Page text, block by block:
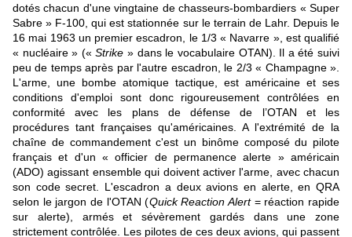
dotés chacun d'une vingtaine de chasseurs-bombardiers « Super
Sabre » F-100, qui est stationnée sur le terrain de Lahr. Depuis le
16 mai 1963 un premier escadron, le 1/3 « Navarre », est qualifié
« nucléaire » («Strike » dans le vocabulaire OTAN). Il a été suivi
peu de temps après par l'autre escadron, le 2/3 « Champagne ».
L'arme, une bombe atomique tactique, est américaine et ses
conditions d'emploi sont donc rigoureusement contrôlées en
conformité avec les plans de défense de l’OTAN et les
procédures tant françaises qu'américaines. A l'extrémité de la
chaîne de commandement c'est un binôme composé du pilote
français et d'un « officier de permanence alerte » américain
(ADO) agissant ensemble qui doivent activer l'arme, avec chacun
son code secret. L'escadron a deux avions en alerte, en QRA
selon le jargon de l'OTAN (Quick Reaction Alert= réaction rapide
sur alerte), armés et sévèrement gardés dans une zone
strictement contrôlée. Les pilotes de ces deux avions, qui passent